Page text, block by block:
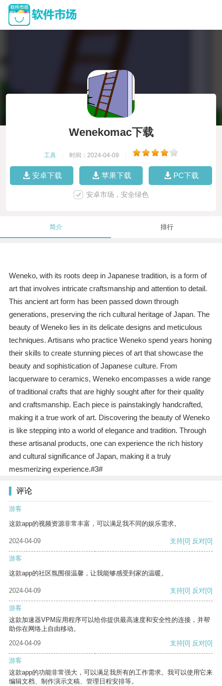
Wenekomac下载
工具 时间：2024-04-09
安卓下载 苹果下载 PC下载
安卓市场，安全绿色
简介 排行
Weneko, with its roots deep in Japanese tradition, is a form of
art that involves intricate craftsmanship and attention to detail.
This ancient art form has been passed down through
generations, preserving the rich cultural heritage of Japan. The
beauty of Weneko lies in its delicate designs and meticulous
techniques. Artisans who practice Weneko spend years honing
their skills to create stunning pieces of art that showcase the
beauty and sophistication of Japanese culture. From
lacquerware to ceramics, Weneko encompasses a wide range
of traditional crafts that are highly sought after for their quality
and craftsmanship. Each piece is painstakingly handcrafted,
making it a true work of art. Discovering the beauty of Weneko
is like stepping into a world of elegance and tradition. Through
these artisanal products, one can experience the rich history
and cultural significance of Japan, making it a truly
mesmerizing experience.#3#
评论
游客
这款app的视频资源非常丰富，可以满足我不同的娱乐需求。
2024-04-09 支持[0] 反对[0]
游客
这款app的社区氛围很温馨，让我能够感受到家的温暖。
2024-04-09 支持[0] 反对[0]
游客
这款加速器VPM应用程序可以给你提供最高速度和安全性的连接，并帮
助你在网络上自由移动。
2024-04-09
支持[0] 反对[0]
游客
这款app的功能非常强大，可以满足我所有的工作需求。我可以使用它来
编辑文档、制作演示文稿、管理日程安排等。